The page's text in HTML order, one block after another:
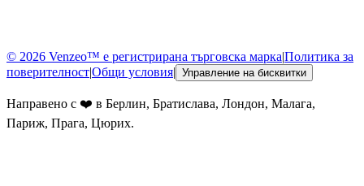
© 2026 Venzeo™ е регистрирана търговска марка|Политика за
поверителност|Общи условия| Управление на бисквитки
Направено с ❤️ в Берлин, Братислава, Лондон, Малага,
Париж, Прага, Цюрих.